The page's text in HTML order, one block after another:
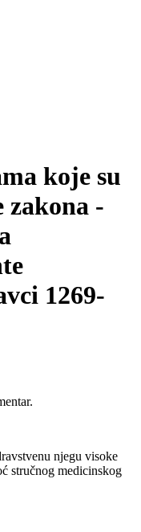
koje su
zakona -
1269-
njegu visoke
stručnog medicinskog